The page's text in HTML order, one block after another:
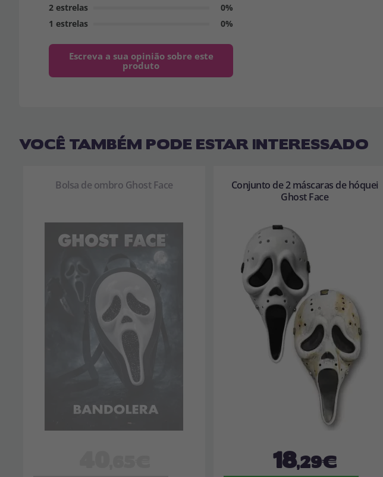
2 estrelas
0%
1 estrelas
0%
Escreva a sua opinião sobre este
produto
VOCÊ TAMBÉM PODE ESTAR INTERESSADO
Bolsa de ombro Ghost Face
Conjunto de 2 máscaras de hóquei
Ghost Face
18,29€